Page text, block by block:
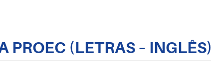
PROEC (LETRAS – INGLÊS)